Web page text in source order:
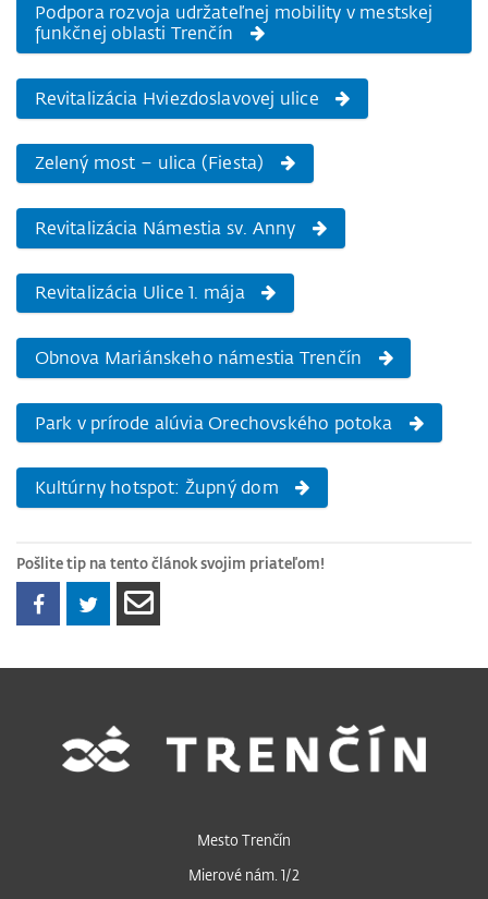
Podpora rozvoja udržateľnej mobility v mestskej
funkčnej oblasti Trenčín
Revitalizácia Hviezdoslavovej ulice
Zelený most – ulica (Fiesta)
Revitalizácia Námestia sv. Anny
Revitalizácia Ulice 1. mája
Obnova Mariánskeho námestia Trenčín
Park v prírode alúvia Orechovského potoka
Kultúrny hotspot: Župný dom
Pošlite tip na tento článok svojim priateľom!
Mesto Trenčín
Mierové nám. 1/2